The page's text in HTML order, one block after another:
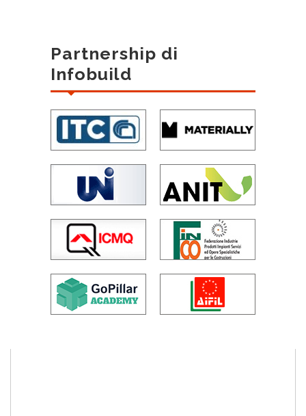
Partnership di
Infobuild